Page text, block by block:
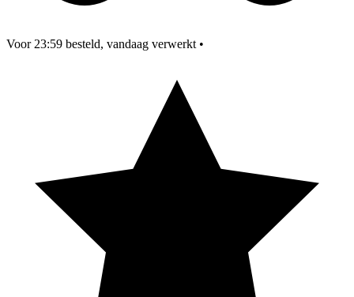
Voor 23:59 besteld, vandaag verwerkt •